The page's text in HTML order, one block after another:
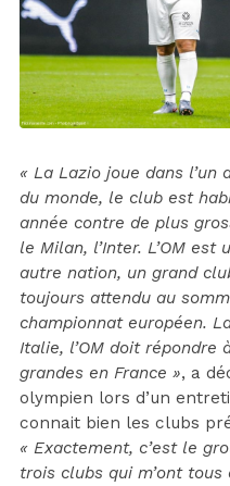
« La Lazio joue dans
du monde, le club est
année contre de plus
le Milan, l’Inter. L’OM
autre nation, un grand
toujours attendu au
championnat européen.
Italie, l’OM doit répondre
grandes en France », a
olympien lors d’un
connait bien les clubs
« Exactement, c’est le
trois clubs qui m’ont